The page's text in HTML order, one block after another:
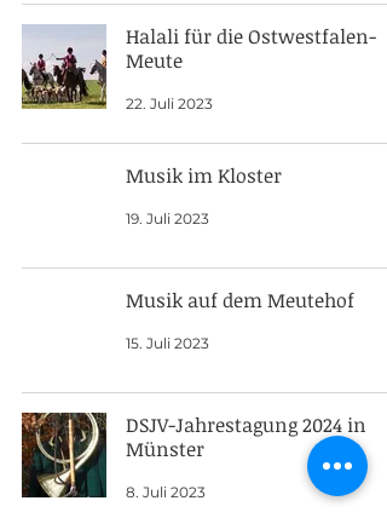
Halali für die Ostwestfalen-
Meute
22. Juli 2023
Musik im Kloster
19. Juli 2023
Musik auf dem Meutehof
15. Juli 2023
DSJV-Jahrestagung 2024 in
Münster
8. Juli 2023